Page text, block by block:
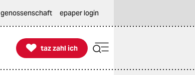
genossenschaft epaper login

taz zahl ich
taz zahl ich